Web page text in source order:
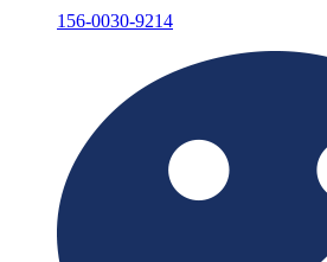
156-0030-9214